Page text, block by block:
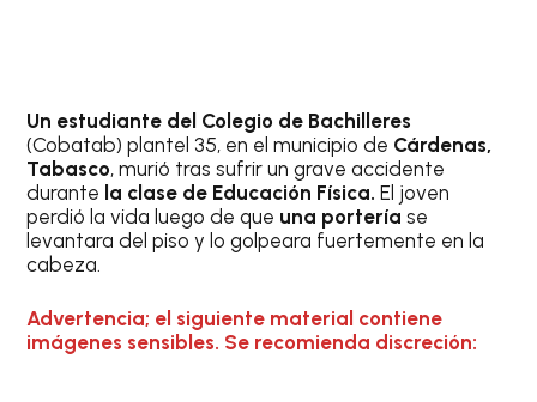
Un estudiante del Colegio de Bachilleres
(Cobatab) plantel 35, en el municipio de Cárdenas,
Tabasco, murió tras sufrir un grave accidente
durante la clase de Educación Física. El joven
perdió la vida luego de que una porteríase
levantara del piso y lo golpeara fuertemente en la
cabeza.
Advertencia; el siguiente material contiene
imágenes sensibles. Se recomienda discreción: